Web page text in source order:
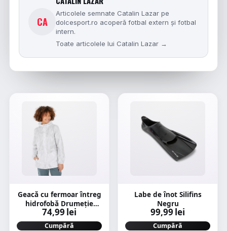
CA
Articolele semnate Catalin Lazar pe
dolcesport.ro acoperă fotbal extern și fotbal
intern.
Toate articolele lui Catalin Lazar →
Geacă cu fermoar întreg
hidrofobă Drumeție
Raincut Alb Damă
74,99 lei
Cumpără
Labe de înot Silifins
Negru
99,99 lei
Cumpără